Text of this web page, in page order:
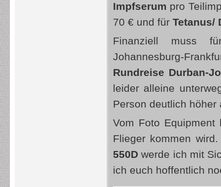
Impfserum pro
70 € und für Tetanus/
Finanziell muss
Johannesburg-
Rundreise Durban-
leider alleine
Person deutlich
Vom Foto
Flieger kommen
550D werde ich mit
ich euch hoffentlich